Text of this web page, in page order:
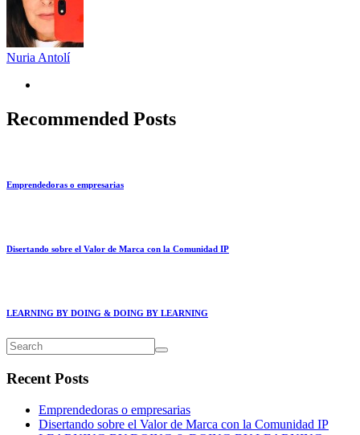
Nuria Antolí
Recommended Posts
Emprendedoras o empresarias
Disertando sobre el Valor de Marca con la Comunidad IP
LEARNING BY DOING & DOING BY LEARNING
Recent Posts
Emprendedoras o empresarias
Disertando sobre el Valor de Marca con la Comunidad IP